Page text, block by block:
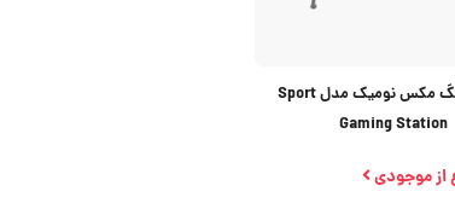
میز گیمینگ مکس نومیک مدل Sport
Gaming Station
از موجودی